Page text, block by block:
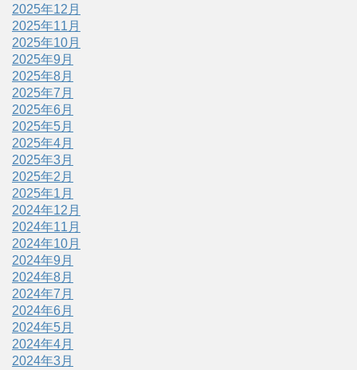
2025年12月
2025年11月
2025年10月
2025年9月
2025年8月
2025年7月
2025年6月
2025年5月
2025年4月
2025年3月
2025年2月
2025年1月
2024年12月
2024年11月
2024年10月
2024年9月
2024年8月
2024年7月
2024年6月
2024年5月
2024年4月
2024年3月